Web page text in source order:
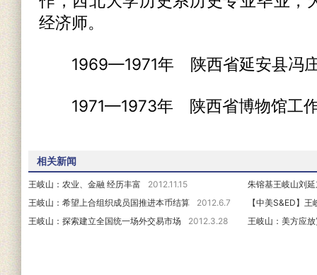
经济师。
1969—1971年 陕西省延安县冯庄
1971—1973年 陕西省博物馆工
相关新闻
王岐山：农业、金融 经历丰富 2012.11.15
朱镕基王岐山刘
王岐山：希望上合组织成员国推进本币结算
2012.6.7
【中美S&ED】
王岐山：探索建立全国统一场外交易市场
2012.3.28 王岐山：美方应